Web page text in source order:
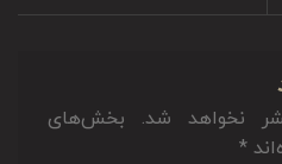
نخواهد شد.
بخش‌های
*